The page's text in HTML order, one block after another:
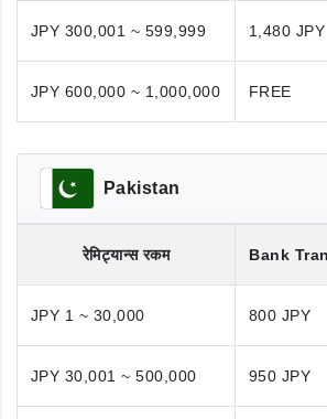
JPY 300,001 ~ 599,999 1,480 JPY
JPY 600,000 ~ 1,000,000 FREE
Pakistan
रेमिट्यान्स रकम Bank
JPY 1 ~ 30,000 800 JPY
JPY 30,001 ~ 500,000 950 JPY